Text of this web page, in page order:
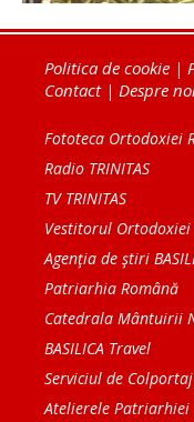
Politica de cookie |
Contact| Despre
Fototeca Ortodoxiei
Radio TRINITAS
TV TRINITAS
Vestitorul Ortodoxiei
Agenţia de ştiri
Patriarhia Română
Catedrala Mântuirii
BASILICA Travel
Serviciul de
Atelierele Patriarhiei